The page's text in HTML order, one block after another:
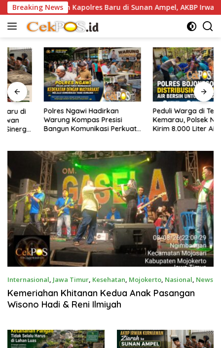
Langsung
ke
konten
Breaking News
Kapolres Baru di Sunan Ampel, AKBP Irwan Kurniawan
Polres Ngawi Hadirkan
Warung Kompas Presisi
Bangun Komunikasi Perkuat
Peduli Warga di Tengah
Kemarau, Polsek Ngambon
Kirim 8.000 Liter Air Bersih ke
Internasional, Jawa Timur, Kesehatan, Mojokerto, Nasional, News
Agustus 9, 2026
Kemeriahan Khitanan Kedua Anak Pasangan
Wisono Hadi & Reni Ilmiyah